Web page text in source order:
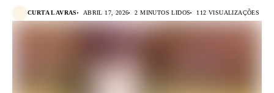
CURTA LAVRAS ABRIL 17, 2026 2 MINUTOS LIDOS 112 VISUALIZAÇÕES